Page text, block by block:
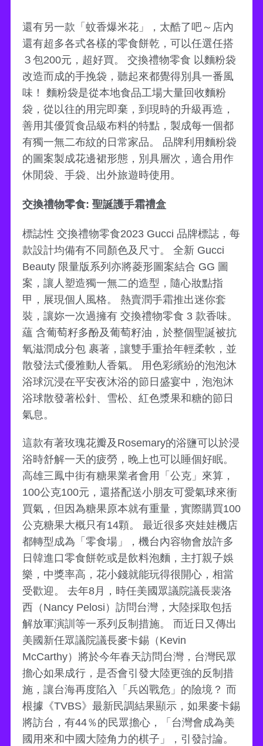
還有另一款「蚊香爆米花」，太酷了吧～店內
還有超多各式各樣的零食餅乾，可以任選任搭
３包200元，超好買。 交換禮物零食 以麵粉袋
改造而成的手挽袋，聽起來都覺得別具一番風
味！ 麵粉袋是從本地食品工場大量回收麵粉
袋，從以往的用完即棄，到現時的升級再造，
善用其優質食品級布料的特點，製成每一個都
有獨一無二布紋的日常家品。 品牌利用麵粉袋
的圖案製成花邊裙形態，別具層次，適合用作
休閒袋、手袋、出外旅遊時使用。
交換禮物零食: 聖誕護手霜禮盒
標誌性 交換禮物零食2023 Gucci 品牌標誌，每
款設計均備有不同顏色及尺寸。 全新 Gucci
Beauty 限量版系列亦將菱形圖案結合 GG 圖
案，讓人塑造獨一無二的造型，隨心妝點指
甲，展現個人風格。 熱賣潤手霜推出迷你套
裝，讓妳一次過擁有 交換禮物零食 3 款香味。
蘊 含葡萄籽多酚及葡萄籽油，於整個聖誕被抗
氧滋潤成分包 裹著，讓雙手重拾年輕柔軟，並
散發法式優雅動人香氣。 用色彩繽紛的泡泡沐
浴球沉浸在平安夜沐浴的節日盛宴中，泡泡沐
浴球散發著松針、雪松、紅色漿果和糖的節日
氣息。
這款有著玫瑰花瓣及Rosemary的浴鹽可以於浸
浴時舒解一天的疲勞，晚上也可以睡個好眠。
高雄三鳳中街有糖果業者會用「公克」來算，
100公克100元，還搭配送小朋友可愛氣球來衝
買氣，但因為糖果原本就有重量，實際購買100
公克糖果大概只有14顆。 最近很多夾娃娃機店
都轉型成為「零食場」，機台內容物會放許多
日韓進口零食餅乾或是飲料泡麵，主打親子娛
樂，中獎率高，花小錢就能玩得很開心，相當
受歡迎。 去年8月，時任美國眾議院議長裴洛
西（Nancy Pelosi）訪問台灣，大陸採取包括
解放軍演訓等一系列反制措施。 而近日又傳出
美國新任眾議院議長麥卡錫（Kevin
McCarthy）將於今年春天訪問台灣，台灣民眾
擔心如果成行，是否會引發大陸更強的反制措
施，讓台海再度陷入「兵凶戰危」的險境？ 而
根據《TVBS》最新民調結果顯示，如果麥卡錫
將訪台，有44％的民眾擔心，「台灣會成為美
國用來和中國大陸角力的棋子」，引發討論。